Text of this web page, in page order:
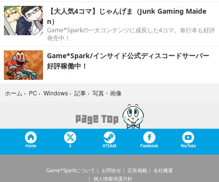
【大人気4コマ】じゃんげま（Junk Gaming Maide
n）
Game*Sparkの一大コンテンツに成長した4コマ。単行本も好評
発売中！
Game*Spark/インサイド公式ディスコードサーバー
好評稼働中！
ホーム › PC › Windows › 記事 › 写真・画像
Home X STEAM Facebook YouTube
Game*Sparkについて お問合せ 広告掲載
会社概要
個人情報保護方針